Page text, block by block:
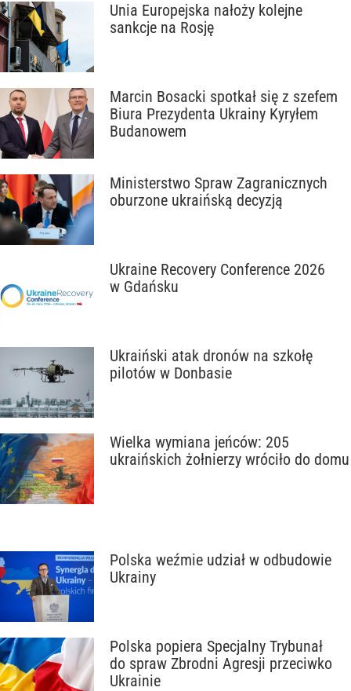
Unia Europejska nałoży kolejne
sankcje na Rosję
Marcin Bosacki spotkał się z szefem
Biura Prezydenta Ukrainy Kyryłem
Budanowem
Ministerstwo Spraw Zagranicznych
oburzone ukraińską decyzją
Ukraine Recovery Conference 2026
w Gdańsku
Ukraiński atak dronów na szkołę
pilotów w Donbasie
Wielka wymiana jeńców: 205
ukraińskich żołnierzy wróciło do domu
Polska weźmie udział w odbudowie
Ukrainy
Polska popiera Specjalny Trybunał
do spraw Zbrodni Agresji przeciwko
Ukrainie